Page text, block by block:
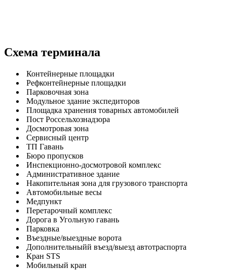
Схема терминала
Контейнерные площадки
Рефконтейнерные площадки
Парковочная зона
Модульное здание экспедиторов
Площадка хранения товарных автомобилей
Пост Россельхознадзора
Досмотровая зона
Сервисный центр
ТП Гавань
Бюро пропусков
Инспекционно-досмотровой комплекс
Административное здание
Накопительная зона для грузового транспорта
Автомобильные весы
Медпункт
Перетарочный комплекс
Дорога в Угольную гавань
Парковка
Въездные/выездные ворота
Дополнительныйй въезд/выезд автотраспорта
Кран STS
Мобильный кран